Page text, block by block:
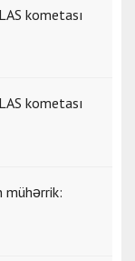
kometası
kometası
mühərrik: